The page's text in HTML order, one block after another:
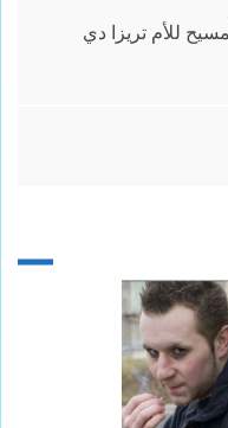
للأم تريزا دي